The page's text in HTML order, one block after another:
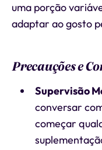
uma porção
adaptar ao gosto
Precauções e
Supervisão
conversar
começar